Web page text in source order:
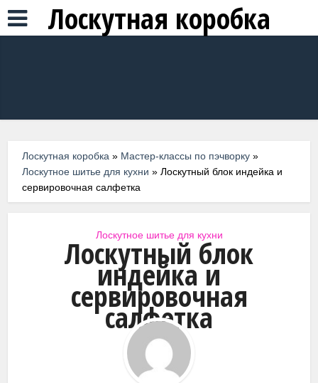
Лоскутная коробка
Лоскутная коробка » Мастер-классы по пэчворку »
Лоскутное шитье для кухни »Лоскутный блок индейка и
сервировочная салфетка
Лоскутное шитье для кухни
Лоскутный блок
индейка и
сервировочная
салфетка